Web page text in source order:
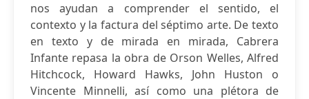
nos ayudan a comprender el sentido, el
contexto y la factura del séptimo arte. De texto
en texto y de mirada en mirada, Cabrera
Infante repasa la obra de Orson Welles, Alfred
Hitchcock, Howard Hawks, John Huston o
Vincente Minnelli, así como una plétora de